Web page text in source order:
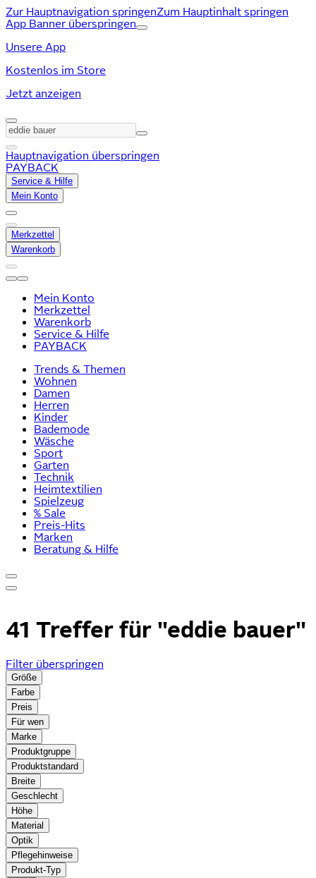
Zur Hauptnavigation springenZum Hauptinhalt springen
App Banner überspringen
Unsere App
Kostenlos im Store
Jetzt anzeigen
Hauptnavigation überspringen
PAYBACK
Service & Hilfe
Mein Konto
Merkzettel
Warenkorb
Mein Konto
Merkzettel
Warenkorb
Service & Hilfe
PAYBACK
Trends & Themen
Wohnen
Damen
Herren
Kinder
Bademode
Wäsche
Sport
Garten
Technik
Heimtextilien
Spielzeug
% Sale
Preis-Hits
Marken
Beratung & Hilfe
41 Treffer für "eddie bauer"
Filter überspringen
Größe
Farbe
Preis
Für wen
Marke
Produktgruppe
Produktstandard
Breite
Geschlecht
Höhe
Material
Optik
Pflegehinweise
Produkt-Typ